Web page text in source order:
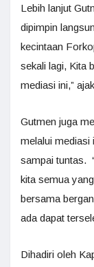
Lebih lanjut
dipimpin
kecintaan
sekali lagi, Kita
mediasi ini,”
Gutmen juga
melalui mediasi
sampai tuntas.
kita semua
bersama
ada dapat
Dihadiri oleh